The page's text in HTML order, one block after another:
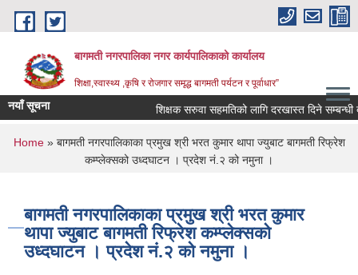
Skip to main content
बागमती नगरपालिका नगर कार्यपालिकाको कार्यालय
शिक्षा,स्वास्थ्य ,कृषि र रोजगार समृद्ध बागमती पर्यटन र पूर्वाधार”
नयाँ सूचना शिक्षक सरुवा सहमतिको लागि दरखास्त दिने
You are here
Home» बागमती नगरपालिकाका प्रमुख श्री भरत कुमार थापा ज्युबाट बागमती रिफ्रेश
कम्प्लेक्सको उध्दघाटन । प्रदेश नं.२ को नमुना ।
बागमती नगरपालिकाका प्रमुख श्री भरत कुमार
थापा ज्युबाट बागमती रिफ्रेश कम्प्लेक्सको
उध्दघाटन । प्रदेश नं.२ को नमुना ।